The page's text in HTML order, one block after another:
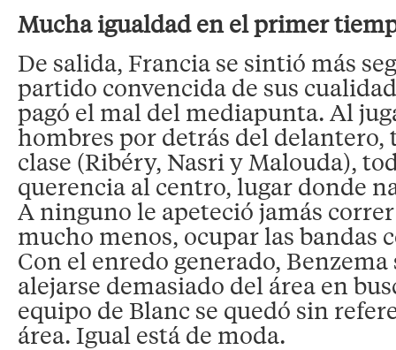
Mucha igualdad en el primer
De salida, Francia se sintió más
partido convencida de sus
pagó el mal del mediapunta. Al
hombres por detrás del delantero,
clase (Ribéry, Nasri y Malouda),
querencia al centro, lugar donde
A ninguno le apeteció jamás
mucho menos, ocupar las bandas
Con el enredo generado, Benzema
alejarse demasiado del área en
equipo de Blanc se quedó sin
área. Igual está de moda.